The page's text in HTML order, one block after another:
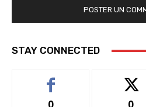
STAY CONNECTED